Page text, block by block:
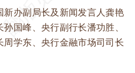
办副局长及新闻发言人龚艳
国峰、央行副行长潘功胜、
周学东、央行金融市场司司长